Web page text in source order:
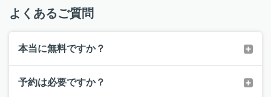
よくあるご質問
本当に無料ですか？
予約は必要ですか？